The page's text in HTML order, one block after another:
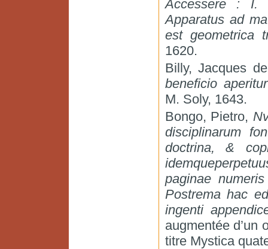
Accessere : I.
Apparatus ad
est geometrica
1620.
Billy, Jacques
beneficio
M. Soly, 1643.
Bongo, Pietro,
disciplinarum
doctrina, &
paginae
Postrema hac
ingenti
augmentée d’un
titre Mystica